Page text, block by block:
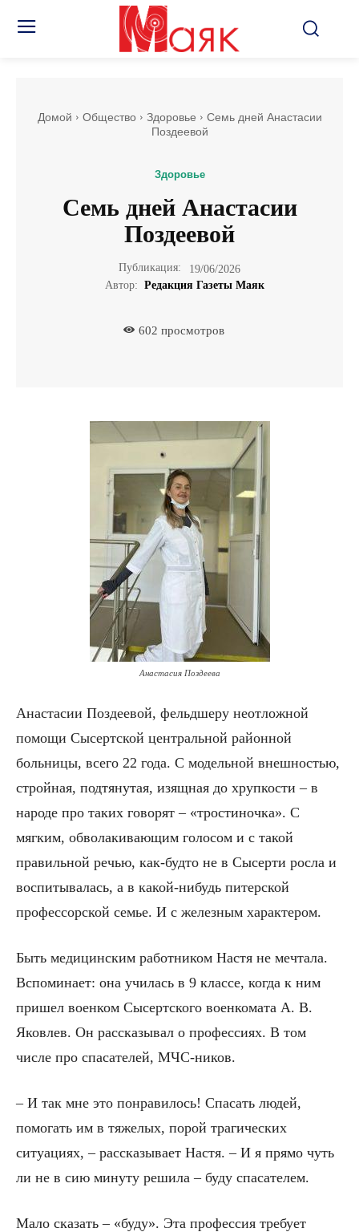
Домой Общество Здоровье
Семь дней Анастасии
Поздеевой
Здоровье
Семь дней Анастасии
Поздеевой
Публикация:
19/06/2026
Автор: Редакция Газеты Маяк
602 просмотров
Анастасия Поздеева
Анастасии Поздеевой, фельдшеру неотложной
помощи Сысертской центральной районной
больницы, всего 22 года. С модельной внешностью,
стройная, подтянутая, изящная до хрупкости – в
народе про таких говорят – «тростиночка». С
мягким, обволакивающим голосом и с такой
правильной речью, как-будто не в Сысерти росла и
воспитывалась, а в какой-нибудь питерской
профессорской семье. И с железным характером.
Быть медицинским работником Настя не мечтала.
Вспоминает: она училась в 9 классе, когда к ним
пришел военком Сысертского военкомата А. В.
Яковлев. Он рассказывал о профессиях. В том
числе про спасателей, МЧС-ников.
– И так мне это понравилось! Спасать людей,
помогать им в тяжелых, порой трагических
ситуациях, – рассказывает Настя. – И я прямо чуть
ли не в сию минуту решила – буду спасателем.
Мало сказать – «буду». Эта профессия требует